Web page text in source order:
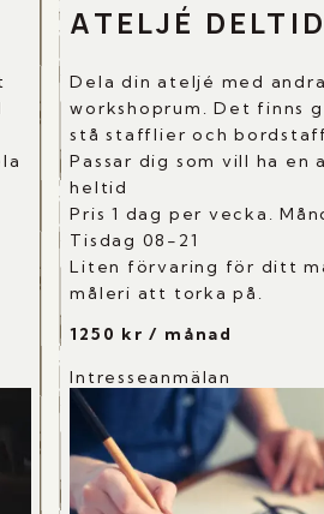
ATELJÉ
Dela din ateljé med
workshoprum. Det finns
stå stafflier och
Passar dig som vill ha en
heltid
Pris 1 dag per vecka.
Tisdag 08-21
Liten förvaring för ditt
måleri att torka på.
1250 kr / månad
Intresseanmälan